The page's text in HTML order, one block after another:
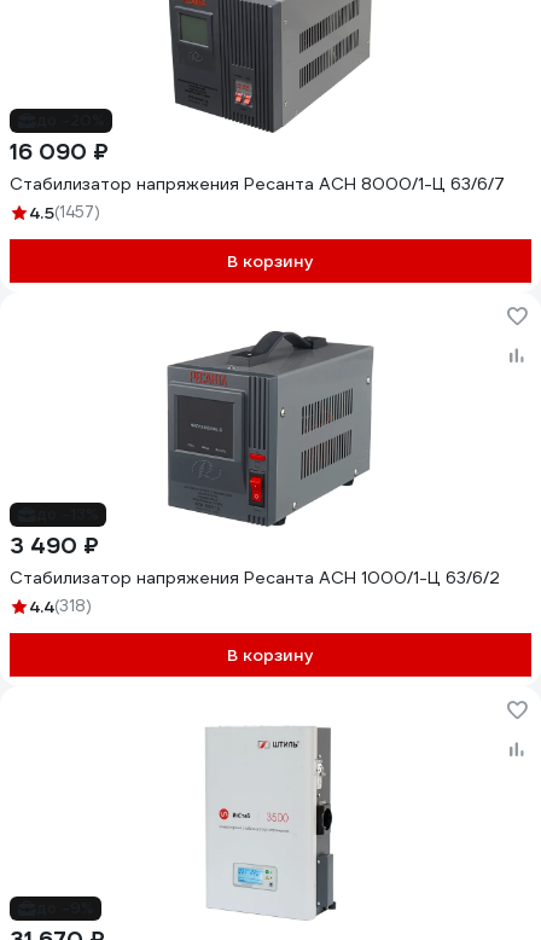
16 090 ₽
Стабилизатор напряжения Ресанта АСН 8000/1-Ц 63/6/7
4.5(1457)
В корзину
3 490 ₽
Стабилизатор напряжения Ресанта АСН 1000/1-Ц 63/6/2
4.4(318)
В корзину